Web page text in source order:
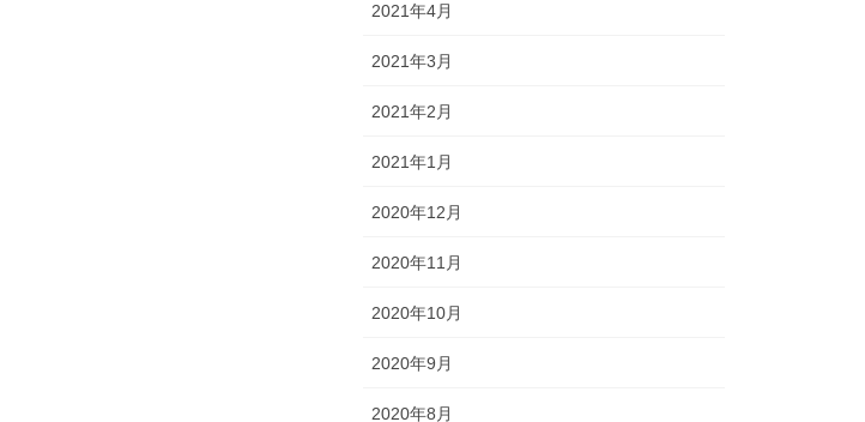
2021年4月
2021年3月
2021年2月
2021年1月
2020年12月
2020年11月
2020年10月
2020年9月
2020年8月